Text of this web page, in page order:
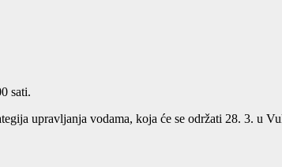
sati.
upravljanja vodama, koja će se održati 28. 3.